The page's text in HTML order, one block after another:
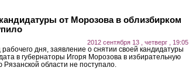
от Морозова в облизбирком
2012 сентября 13 , четверг , 19:05
рабочего дня, заявление о снятии своей кандидатуры
в губернаторы Игоря Морозова в избирательную
Рязанской области не поступало.